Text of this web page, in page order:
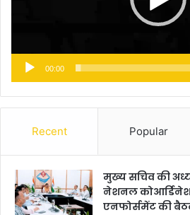
00:00
Recent Popular
मुख्य सचिव की
नेशनल
एनफोर्समेंट की